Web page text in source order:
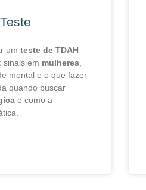
um teste de TDAH
sinais em mulheres
mental e o que fazer
quando buscar
e como a